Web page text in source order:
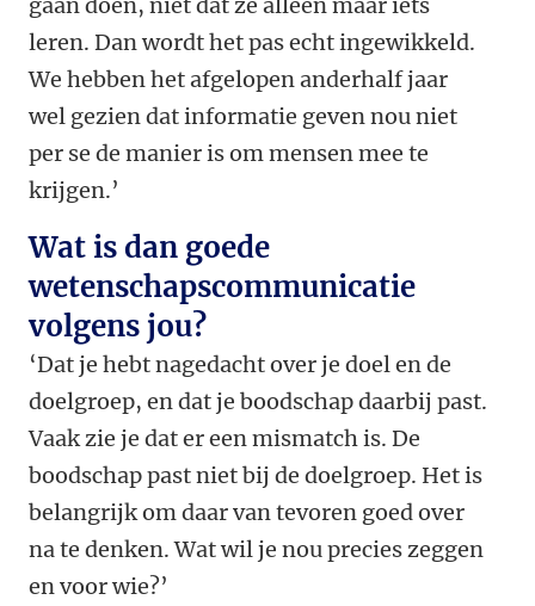
gaan dóen, niet dat ze alleen maar iets
leren. Dan wordt het pas echt ingewikkeld.
We hebben het afgelopen anderhalf jaar
wel gezien dat informatie geven nou niet
per se de manier is om mensen mee te
krijgen.’
Wat is dan goede
wetenschapscommunicatie
volgens jou?
‘Dat je hebt nagedacht over je doel en de
doelgroep, en dat je boodschap daarbij past.
Vaak zie je dat er een mismatch is. De
boodschap past niet bij de doelgroep. Het is
belangrijk om daar van tevoren goed over
na te denken. Wat wil je nou precies zeggen
en voor wie?’